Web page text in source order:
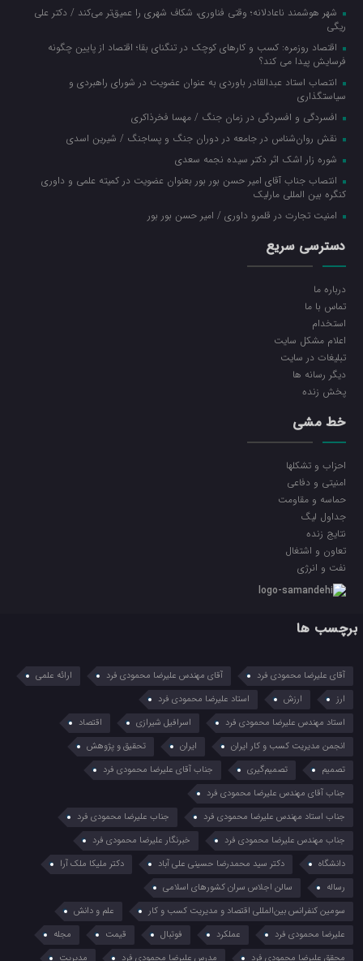
شهر هوشمند ناعادلانه؛ وقتی فناوری، شکاف شهری را عمیق‌تر می‌کند / دکتر علی
ریگی
اقتصاد روزمره: کسب‌ و کارهای کوچک در تنگنای بقا؛ اقتصاد از پایین چگونه
فرسایش پیدا می کند؟
انتصاب استاد عبدالقادر باوردی به عنوان عضویت در شورای راهبردی و
سیاستگذاری
افسردگی و افسردگی در زمان جنگ / مهسا فخرذاکری
نقش روان‌شناس در جامعه در دوران جنگ و پساجنگ / شیرین اسدی
شوره زار اشک اثر دکتر سیده نجمه سعدی
انتصاب جناب آقای امیر حسن بور بور بعنوان عضویت در کمیته علمی و داوری
کنگره بین المللی مارلیک
امنیت تجارت در قلمرو داوری / امیر حسن بور بور
دسترسی سریع
درباره ما
تماس با ما
استخدام
اعلام مشکل سایت
تبلیغات در سایت
ديگر رسانه ها
پخش زنده
خط مشی
احزاب و تشکلها
امنیتی و دفاعی
حماسه و مقاومت
جداول لیگ
نتایج زنده
تعاون و اشتغال
نفت و انرژی
برچسب ها
آقای علیرضا محمودی فرد آقای مهندس علیرضا محمودی فرد
ارائه علمی
ارز
ارزش
استاد علیرضا محمودی فرد
استاد مهندس علیرضا محمودی فرد
اسرافیل شیرازی
اقتصاد
انجمن مدیریت کسب و کار ایران
ایران
تحقیق و پژوهش
تصمیم
تصمیم‌گیری
جناب آقای علیرضا محمودی فرد
جناب آقای مهندس علیرضا محمودی فرد
جناب استاد مهندس علیرضا محمودی فرد
جناب علیرضا محمودی فرد
جناب مهندس علیرضا محمودی فرد
خبرنگار علیرضا محمودی فرد
دانشگاه
دکتر سید محمدرضا حسینی علی آباد
دکتر ملیکا ملک آرا
رساله
سالن اجلاس سران کشورهای اسلامی
سومین کنفرانس بین‌المللی اقتصاد و مدیریت کسب و کار
علم و دانش
علیرضا محمودی فرد
عملکرد فوتبال قیمت
مجله